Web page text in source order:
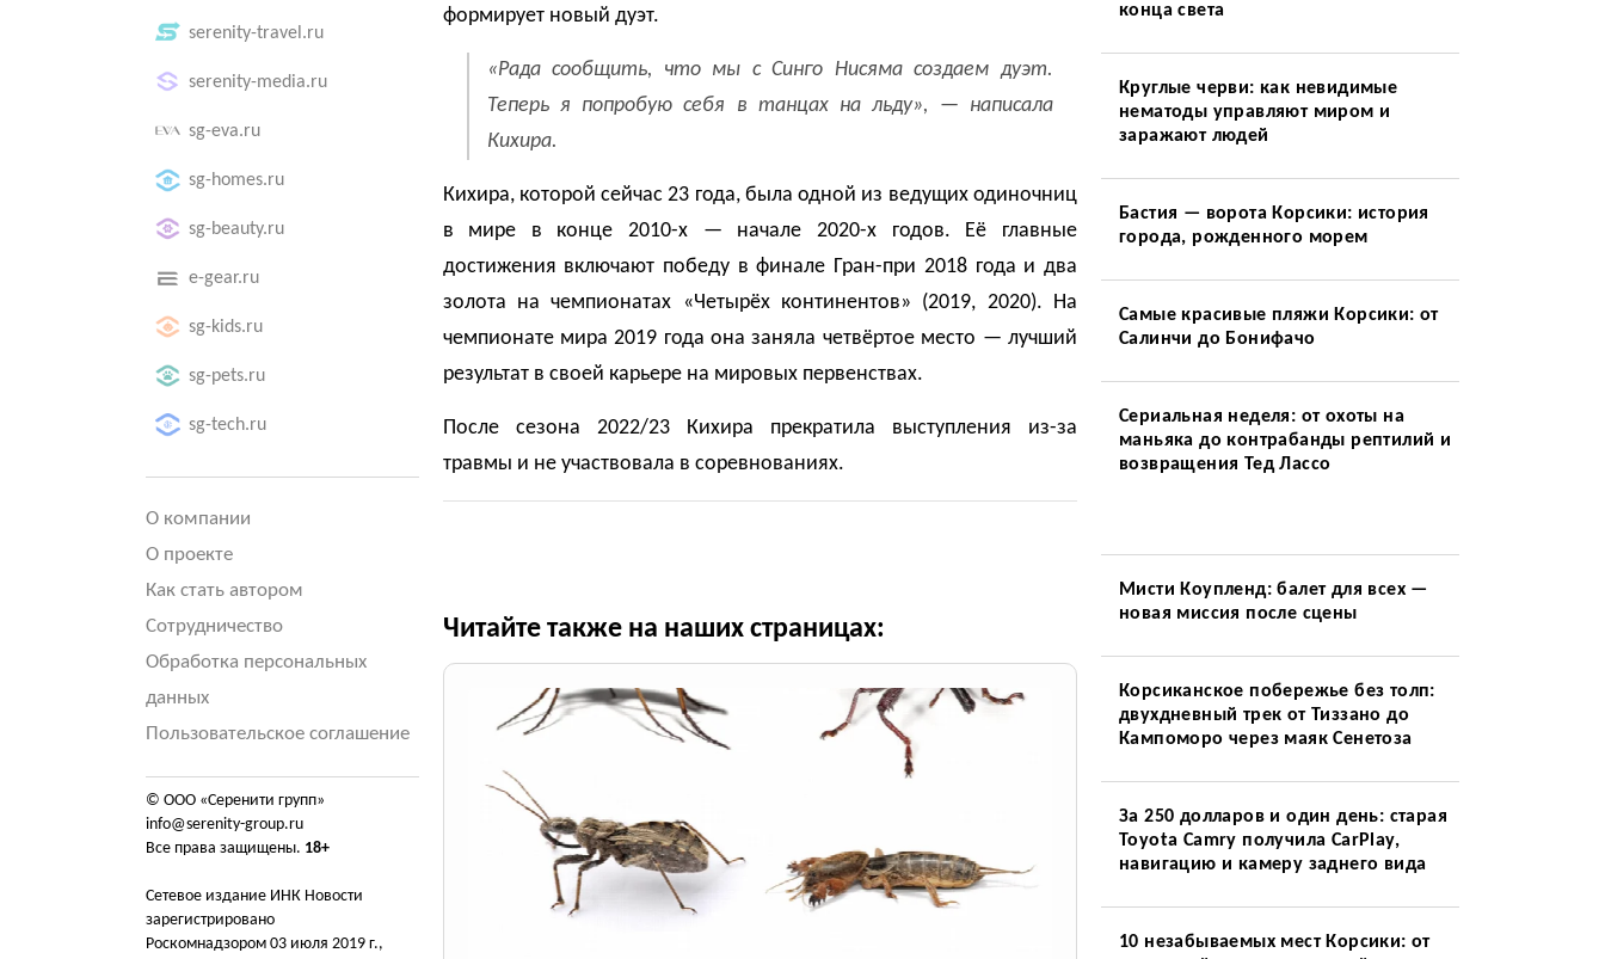
serenity-travel.ru
serenity-media.ru
sg-eva.ru
sg-homes.ru
sg-beauty.ru
e-gear.ru
sg-kids.ru
sg-pets.ru
sg-tech.ru
О компании
О проекте
Как стать автором
Сотрудничество
Обработка персональных
данных
Пользовательское соглашение
© ООО «Серенити групп»
info@serenity-group.ru
Все права защищены. 18+
Сетевое издание ИНК Новости
зарегистрировано
Роскомнадзором 03 июля 2019 г.,
формирует новый дуэт.
«Рада сообщить, что мы с Синго Нисяма создаем дуэт.
Теперь я попробую себя в танцах на льду», — написала
Кихира.
Кихира, которой сейчас 23 года, была одной из ведущих одиночниц
в мире в конце 2010-х — начале 2020-х годов. Её главные
достижения включают победу в финале Гран-при 2018 года и два
золота на чемпионатах «Четырёх континентов» (2019, 2020). На
чемпионате мира 2019 года она заняла четвёртое место — лучший
результат в своей карьере на мировых первенствах.
После сезона 2022/23 Кихира прекратила выступления из-за
травмы и не участвовала в соревнованиях.
Читайте также на наших страницах:
конца света
Круглые черви: как невидимые
нематоды управляют миром и
заражают людей
Бастия — ворота Корсики: история
города, рожденного морем
Самые красивые пляжи Корсики: от
Салинчи до Бонифачо
Сериальная неделя: от охоты на
маньяка до контрабанды рептилий и
возвращения Тед Лассо
Мисти Коупленд: балет для всех —
новая миссия после сцены
Корсиканское побережье без толп:
двухдневный трек от Тиззано до
Кампоморо через маяк Сенетоза
За 250 долларов и один день: старая
Toyota Camry получила CarPlay,
навигацию и камеру заднего вида
10 незабываемых мест Корсики: от